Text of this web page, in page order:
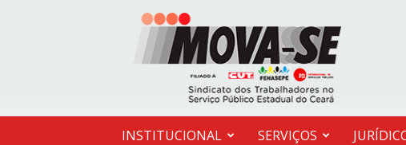
MOVA-
SE
INSTITUCIONAL SERVIÇOS